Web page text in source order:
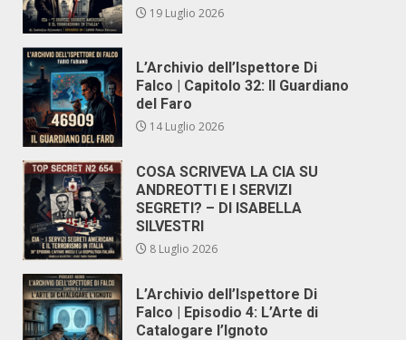
19 Luglio 2026
L’Archivio dell’Ispettore Di
Falco | Capitolo 32: Il Guardiano
del Faro
14 Luglio 2026
COSA SCRIVEVA LA CIA SU
ANDREOTTI E I SERVIZI
SEGRETI? – DI ISABELLA
SILVESTRI
8 Luglio 2026
L’Archivio dell’Ispettore Di
Falco | Episodio 4: L’Arte di
Catalogare l’Ignoto